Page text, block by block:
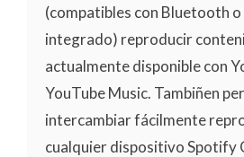
(compatibles con Bluetooth
integrado) reproducir
actualmente disponible con
YouTube Music. Tambiñen
intercambiar fácilmente
cualquier dispositivo Spotify